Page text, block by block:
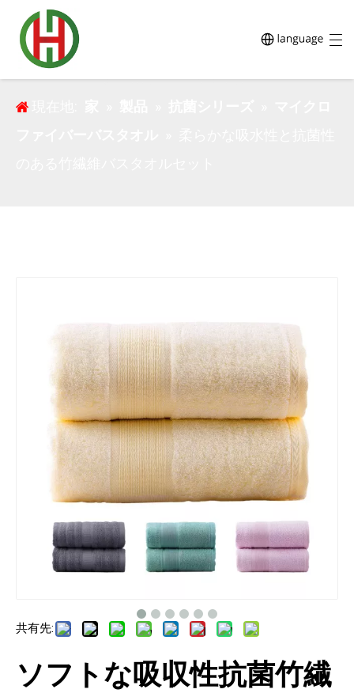
ソフトな吸収性抗菌竹繊維バスタオルセット
共有先:
ソフトな吸収性抗菌竹繊